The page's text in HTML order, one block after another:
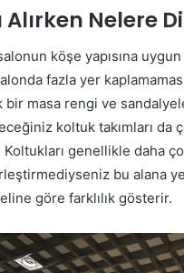
Alırken Nelere
köşe yapısına
fazla yer
masa rengi ve
koltuk takımları
genellikle daha
bu alana
göre farklılık gösterir.